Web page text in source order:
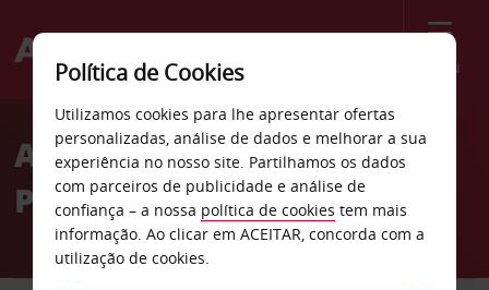
Menu
Welcome
AvisAluguer de carros College
Park
Política de Cookies
Utilizamos cookies para lhe apresentar ofertas
personalizadas, análise de dados e melhorar a sua
experiência no nosso site. Partilhamos os dados
com parceiros de publicidade e análise de
confiança – a nossa política de cookies tem mais
informação. Ao clicar em ACEITAR, concorda com a
utilização de cookies.